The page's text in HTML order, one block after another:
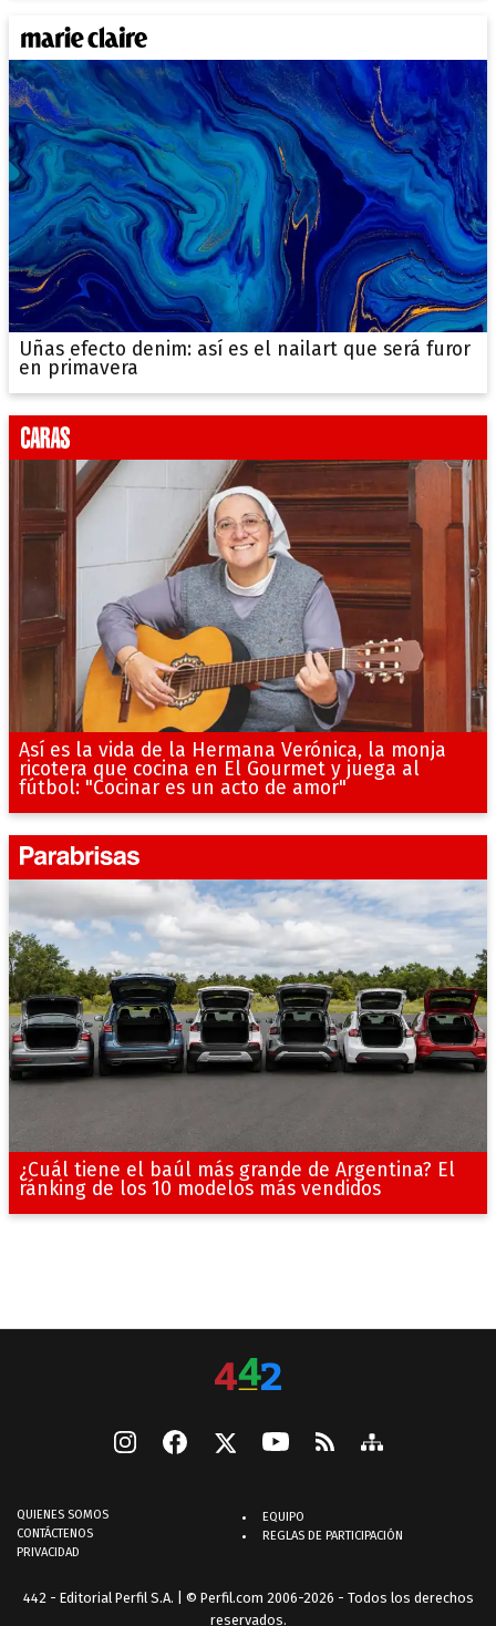
Uñas efecto denim: así es el nailart que será furor
en primavera
Así es la vida de la Hermana Verónica, la monja
ricotera que cocina en El Gourmet y juega al
fútbol: "Cocinar es un acto de amor"
¿Cuál tiene el baúl más grande de Argentina? El
ránking de los 10 modelos más vendidos
QUIENES SOMOS
CONTÁCTENOS
PRIVACIDAD
EQUIPO
REGLAS DE PARTICIPACIÓN
442 - Editorial Perfil S.A. | © Perfil.com 2006-2026 - Todos los derechos
reservados.